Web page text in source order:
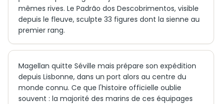
mêmes rives. Le Padrão dos Descobrimentos, visible
depuis le fleuve, sculpte 33 figures dont la sienne au
premier rang.
Magellan quitte Séville mais prépare son expédition
depuis Lisbonne, dans un port alors au centre du
monde connu. Ce que l'histoire officielle oublie
souvent : la majorité des marins de ces équipages